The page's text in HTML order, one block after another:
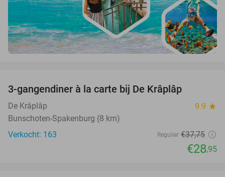
3-gangendiner à la carte bij De Krâplâp
De Krâplâp 9.9 star
Bunschoten-Spakenburg (8 km)
Verkocht: 163
Regulier €37,75
€28,95